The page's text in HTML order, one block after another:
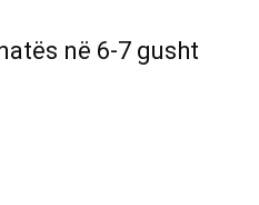
në 6-7 gusht